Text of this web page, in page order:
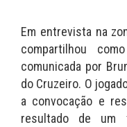
Em entrevista na
compartilhou
comunicada por
do Cruzeiro. O
a convocação e
resultado de um